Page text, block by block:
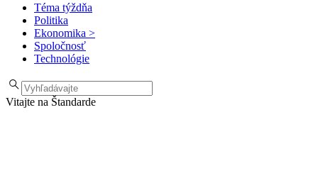
Téma týždňa
Politika
Ekonomika >
Spoločnosť
Technológie
Vitajte na Štandarde